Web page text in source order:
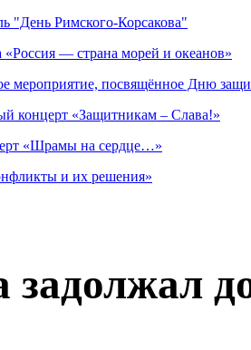
"День Римского-Корсакова"
«Россия — страна морей и океанов»
мероприятие, посвящённое Дню
концерт «Защитникам – Слава!»
«Шрамы на сердце…»
и их решения»